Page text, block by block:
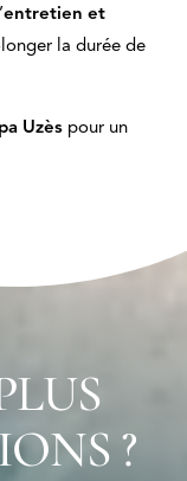
entretien et
la durée de
Uzès pour un
?